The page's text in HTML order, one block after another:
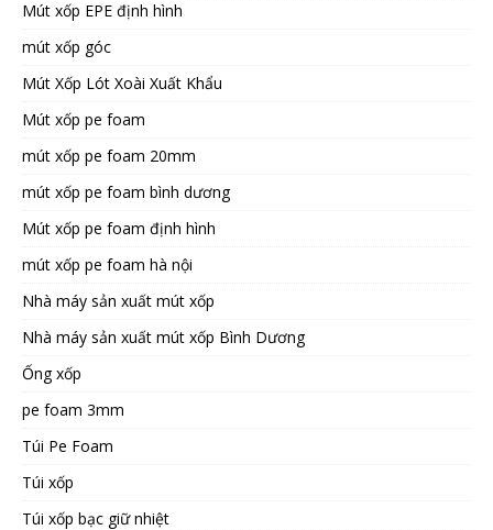
Mút xốp EPE định hình
mút xốp góc
Mút Xốp Lót Xoài Xuất Khẩu
Mút xốp pe foam
mút xốp pe foam 20mm
mút xốp pe foam bình dương
Mút xốp pe foam định hình
mút xốp pe foam hà nội
Nhà máy sản xuất mút xốp
Nhà máy sản xuất mút xốp Bình Dương
Ống xốp
pe foam 3mm
Túi Pe Foam
Túi xốp
Túi xốp bạc giữ nhiệt